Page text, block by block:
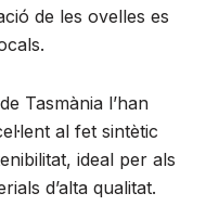
de les ovelles es
Tasmània l’han
al fet sintètic
ideal per als
d’alta qualitat.